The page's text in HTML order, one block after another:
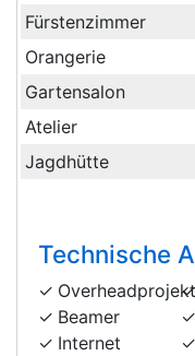
Fürstenzimmer
Orangerie
Gartensalon
Atelier
Jagdhütte
Technische
Beamer
Internet